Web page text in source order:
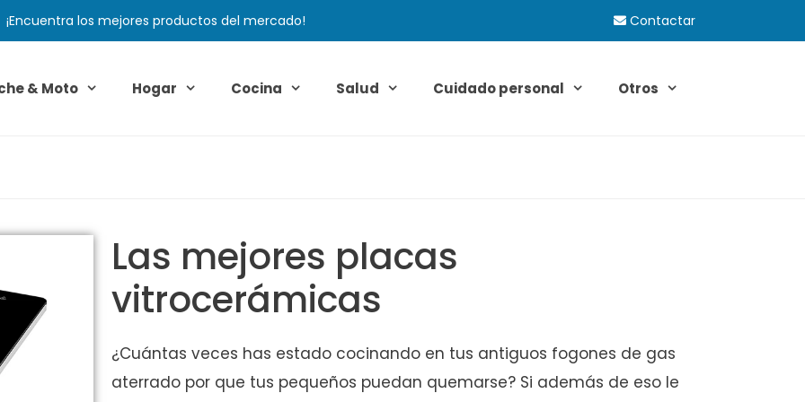
¡Encuentra los mejores productos del mercado! Contactar
& Moto Hogar Cocina Salud Cuidado personal Otros
Las mejores placas
vitrocerámicas
¿Cuántas veces has estado cocinando en tus antiguos fogones de gas
aterrado por que tus pequeños puedan quemarse? Si además de eso le